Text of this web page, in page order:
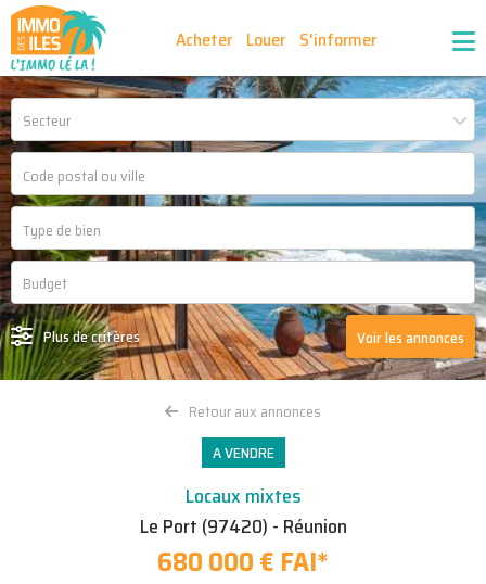
Acheter Louer S'informer
Nos outils Ma sélection d'annonces
Recrutement Partenaires
Secteur
Plus de critères Voir les annonces
Retour aux annonces
A VENDRE
Locaux mixtes
Le Port (97420) - Réunion
680 000 € FAI*